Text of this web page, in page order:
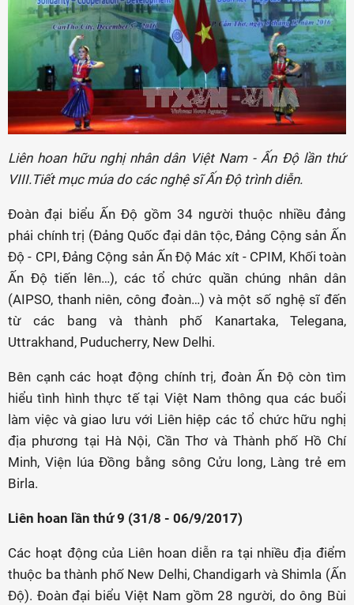
Liên hoan hữu nghị nhân dân Việt Nam - Ấn Độ lần thứ
VIII.Tiết mục múa do các nghệ sĩ Ấn Độ trình diễn.
Đoàn đại biểu Ấn Độ gồm 34 người thuộc nhiều đảng
phái chính trị (Đảng Quốc đại dân tộc, Đảng Cộng sản Ấn
Độ - CPI, Đảng Cộng sản Ấn Độ Mác xít - CPIM, Khối toàn
Ấn Độ tiến lên…), các tổ chức quần chúng nhân dân
(AIPSO, thanh niên, công đoàn…) và một số nghệ sĩ đến
từ các bang và thành phố Kanartaka, Telegana,
Uttrakhand, Puducherry, New Delhi.
Bên cạnh các hoạt động chính trị, đoàn Ấn Độ còn tìm
hiểu tình hình thực tế tại Việt Nam thông qua các buổi
làm việc và giao lưu với Liên hiệp các tổ chức hữu nghị
địa phương tại Hà Nội, Cần Thơ và Thành phố Hồ Chí
Minh, Viện lúa Đồng bằng sông Cửu long, Làng trẻ em
Birla.
Liên hoan lần thứ 9 (31/8 - 06/9/2017)
Các hoạt động của Liên hoan diễn ra tại nhiều địa điểm
thuộc ba thành phố New Delhi, Chandigarh và Shimla (Ấn
Độ). Đoàn đại biểu Việt Nam gồm 28 người, do ông Bùi